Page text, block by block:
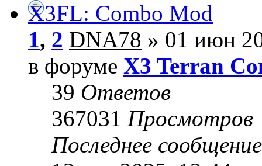
X3FL: Combo Mod
1, 2 DNA78 » 01 июн
в форуме X3 Terran
39 Ответов
367031 Просмотров
Последнее